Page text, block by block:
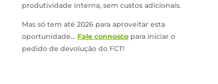
produtividade interna, sem custos adicionais.
Mas só tem até 2026 para aproveitar esta
oportunidade… Fale connoscopara iniciar o
pedido de devolução do FCT!